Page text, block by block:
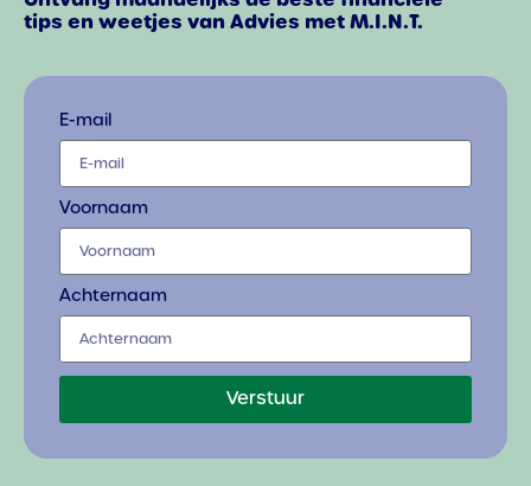
tips en weetjes van Advies met M.I.N.T.
E-mail
Voornaam
Achternaam
Verstuur